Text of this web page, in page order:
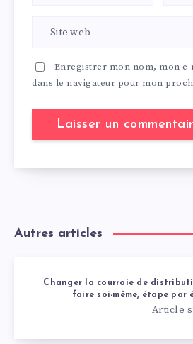
Enregistrer mon nom, mon e-
dans le navigateur pour mon
Autres articles
Changer la courroie de
faire soi-même, étape par
Article